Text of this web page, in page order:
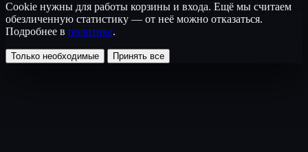
Cookie нужны для работы корзины и входа. Ещё мы считаем
обезличенную статистику — от неё можно отказаться.
Подробнее в политике.
Только необходимые Принять все